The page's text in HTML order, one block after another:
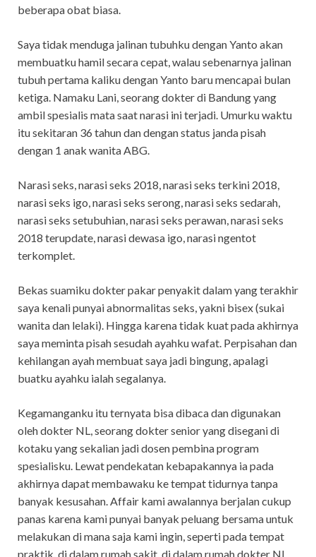
beberapa obat biasa.
Saya tidak menduga jalinan tubuhku dengan Yanto akan
membuatku hamil secara cepat, walau sebenarnya jalinan
tubuh pertama kaliku dengan Yanto baru mencapai bulan
ketiga. Namaku Lani, seorang dokter di Bandung yang
ambil spesialis mata saat narasi ini terjadi. Umurku waktu
itu sekitaran 36 tahun dan dengan status janda pisah
dengan 1 anak wanita ABG.
Narasi seks, narasi seks 2018, narasi seks terkini 2018,
narasi seks igo, narasi seks serong, narasi seks sedarah,
narasi seks setubuhian, narasi seks perawan, narasi seks
2018 terupdate, narasi dewasa igo, narasi ngentot
terkomplet.
Bekas suamiku dokter pakar penyakit dalam yang terakhir
saya kenali punyai abnormalitas seks, yakni bisex (sukai
wanita dan lelaki). Hingga karena tidak kuat pada akhirnya
saya meminta pisah sesudah ayahku wafat. Perpisahan dan
kehilangan ayah membuat saya jadi bingung, apalagi
buatku ayahku ialah segalanya.
Kegamanganku itu ternyata bisa dibaca dan digunakan
oleh dokter NL, seorang dokter senior yang disegani di
kotaku yang sekalian jadi dosen pembina program
spesialisku. Lewat pendekatan kebapakannya ia pada
akhirnya dapat membawaku ke tempat tidurnya tanpa
banyak kesusahan. Affair kami awalannya berjalan cukup
panas karena kami punyai banyak peluang bersama untuk
melakukan di mana saja kami ingin, seperti pada tempat
praktik, di dalam rumah sakit, di dalam rumah dokter NL